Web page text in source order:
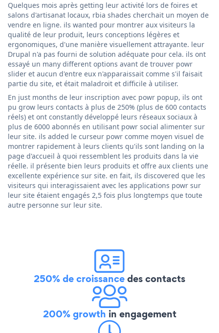
Quelques mois après getting leur activité lors de foires et
salons d'artisanat locaux, rbia shades cherchait un moyen de
vendre en ligne. ils wanted pour montrer aux visiteurs la
qualité de leur produit, leurs conceptions légères et
ergonomiques, d'une manière visuellement attrayante. leur
Drupal n'a pas fourni de solution adéquate pour cela. ils ont
essayé un many different options avant de trouver powr
slider et aucun d'entre eux n'apparaissait comme s'il faisait
partie du site, et était maladroit et difficile à utiliser.
En just months de leur inscription avec powr popup, ils ont
pu grow leurs contacts à plus de 250% (plus de 600 contacts
réels) et ont constantly développé leurs réseaux sociaux à
plus de 6000 abonnés en utilisant powr social alimenter sur
leur site. ils added le curseur powr comme moyen visuel de
montrer rapidement à leurs clients qu'ils sont landing on la
page d'accueil à quoi ressemblent les produits dans la vie
réelle. il présente bien leurs produits et offre aux clients une
excellente expérience sur site. en fait, ils discovered que les
visiteurs qui interagissaient avec les applications powr sur
leur site étaient engagés 2,5 fois plus longtemps que toute
autre personne sur leur site.
250% de croissancedes contacts
200% growth in engagement